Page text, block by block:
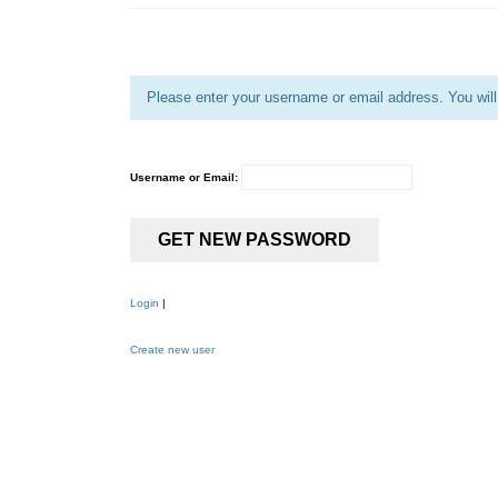
Please enter your username or email address. You
Username or Email:
Login |
Create new user